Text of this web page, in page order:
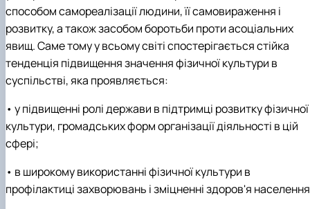
способом самореалізації людини, її самовираження і
розвитку, а також засобом боротьби проти асоціальних
явищ. Саме тому у всьому світі спостерігається стійка
тенденція підвищення значення фізичної культури в
суспільстві, яка проявляється:
• у підвищенні ролі держави в підтримці розвитку фізичної
культури, громадських форм організації діяльності в цій
сфері;
• в широкому використанні фізичної культури в
профілактиці захворювань і зміцненні здоров'я